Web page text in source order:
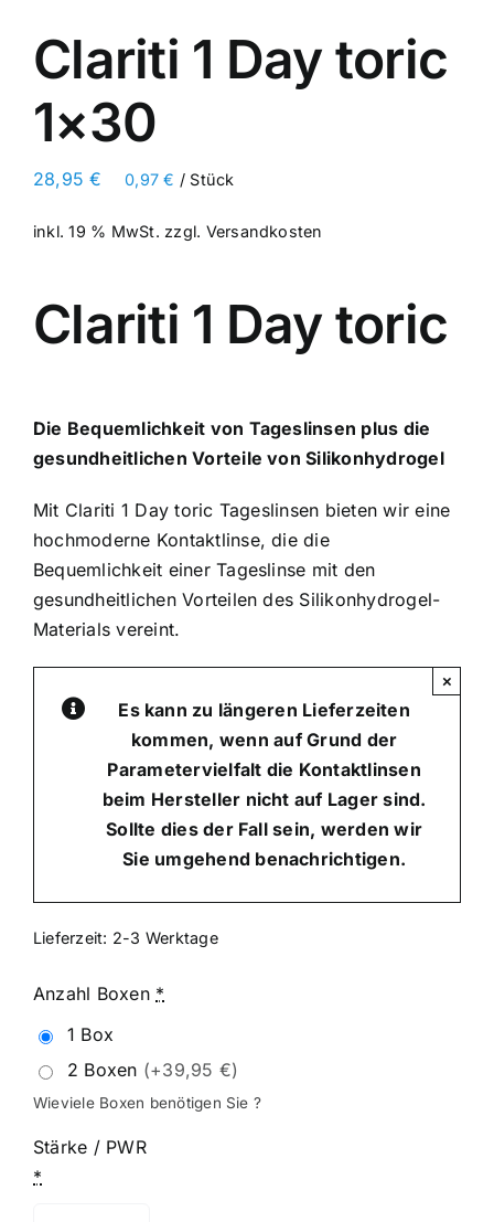
Clariti 1 Day toric
1×30
28,95€ 0,97€ / Stück
inkl. 19 % MwSt. zzgl. Versandkosten
Clariti 1 Day toric
Die Bequemlichkeit von Tageslinsen plus die
gesundheitlichen Vorteile von Silikonhydrogel
Mit Clariti 1 Day toric Tageslinsen bieten wir eine
hochmoderne Kontaktlinse, die die
Bequemlichkeit einer Tageslinse mit den
gesundheitlichen Vorteilen des Silikonhydrogel-
Materials vereint.
Es kann zu längeren Lieferzeiten
kommen, wenn auf Grund der
Parametervielfalt die Kontaktlinsen
beim Hersteller nicht auf Lager sind.
Sollte dies der Fall sein, werden wir
Sie umgehend benachrichtigen.
×
Lieferzeit: 2-3 Werktage
Anzahl Boxen *
1 Box
2 Boxen (+39,95 €)
Wieviele Boxen benötigen Sie ?
Stärke / PWR
*